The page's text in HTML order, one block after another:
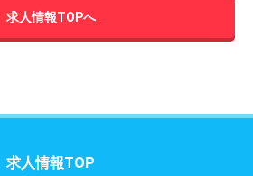
求人情報TOPへ
求人情報TOP